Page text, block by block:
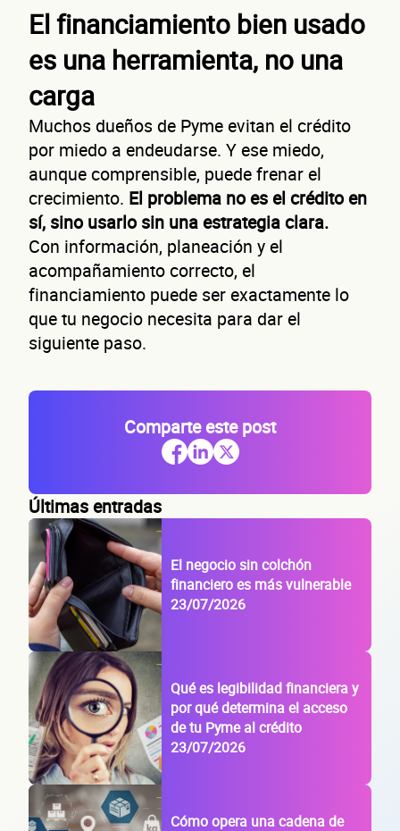
El financiamiento bien usado
es una herramienta, no una
carga
Muchos dueños de Pyme evitan el crédito
por miedo a endeudarse. Y ese miedo,
aunque comprensible, puede frenar el
crecimiento. El problema no es el crédito en
sí, sino usarlo sin una estrategia clara.
Con información, planeación y el
acompañamiento correcto, el
financiamiento puede ser exactamente lo
que tu negocio necesita para dar el
siguiente paso.
Comparte este post
Últimas entradas
El negocio sin colchón
financiero es más vulnerable
23/07/2026
Qué es legibilidad financiera y
por qué determina el acceso
de tu Pyme al crédito
23/07/2026
Cómo opera una cadena de
Nombre(s)
Primer apellido
Teléfono
Correo electrónico
Confirma tu correo electrónico
de tu
Sitio electrónico
Razón social